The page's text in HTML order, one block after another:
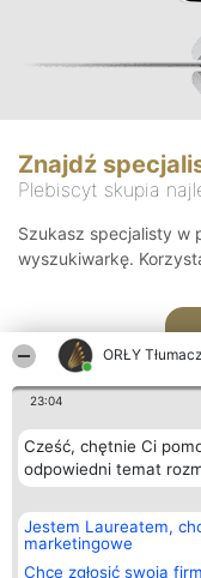
ORŁY
23:04
Cześć, chętnie Ci
odpowiedni temat
Jestem Laureatem,
marketingowe
Chcę zgłosić swoją
Znajdź
Plebiscyt skupia
Szukasz specjalisty w
wyszukiwarkę.
Organizator plebiscytu
Bright Side Solutions sp. z o.
o. sp. k.
ul. Ruska 22